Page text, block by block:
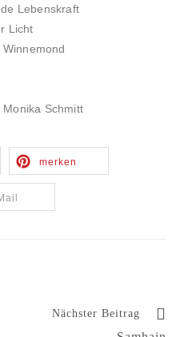
Lebenskraft
Licht
Schmitt
merken
Nächster Beitrag